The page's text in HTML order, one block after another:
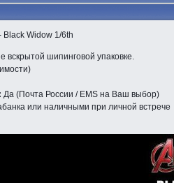
Black Widow 1/6th
вскрытой шипинговой упаковке.
Да (Почта России / EMS на Ваш выбор)
или наличными при личной встрече